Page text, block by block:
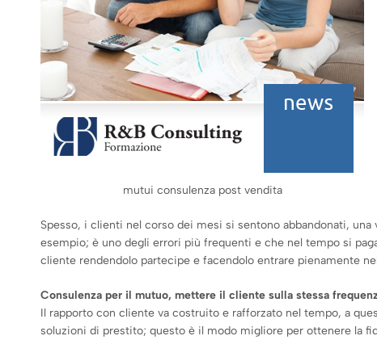
mutui consulenza post vendita
Spesso, i clienti nel corso dei mesi si sentono abbandonati,
esempio; è uno degli errori più frequenti e che nel tempo si
cliente rendendolo partecipe e facendolo entrare pienamente
Consulenza per il mutuo, mettere il cliente sulla stessa
Il rapporto con cliente va costruito e rafforzato nel tempo, a
soluzioni di prestito; questo è il modo migliore per ottenere la